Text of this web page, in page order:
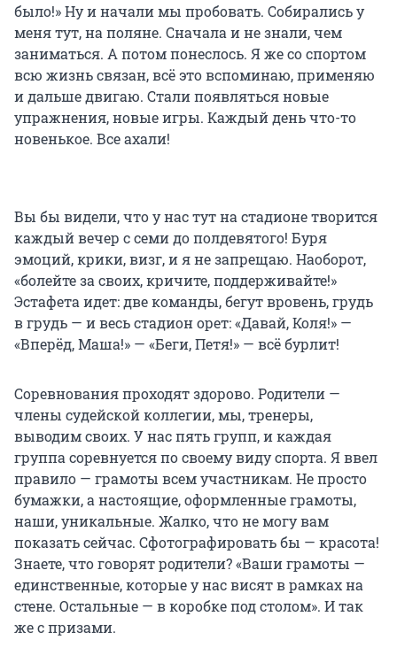
было!» Ну и начали мы пробовать. Собирались у
меня тут, на поляне. Сначала и не знали, чем
заниматься. А потом понеслось. Я же со спортом
всю жизнь связан, всё это вспоминаю, применяю
и дальше двигаю. Стали появляться новые
упражнения, новые игры. Каждый день что-то
новенькое. Все ахали!
Вы бы видели, что у нас тут на стадионе творится
каждый вечер с семи до полдевятого! Буря
эмоций, крики, визг, и я не запрещаю. Наоборот,
«болейте за своих, кричите, поддерживайте!»
Эстафета идет: две команды, бегут вровень, грудь
в грудь — и весь стадион орет: «Давай, Коля!» —
«Вперёд, Маша!» — «Беги, Петя!» — всё бурлит!
Соревнования проходят здорово. Родители —
члены судейской коллегии, мы, тренеры,
выводим своих. У нас пять групп, и каждая
группа соревнуется по своему виду спорта. Я ввел
правило — грамоты всем участникам. Не просто
бумажки, а настоящие, оформленные грамоты,
наши, уникальные. Жалко, что не могу вам
показать сейчас. Сфотографировать бы — красота!
Знаете, что говорят родители? «Ваши грамоты —
единственные, которые у нас висят в рамках на
стене. Остальные — в коробке под столом». И так
же с призами.